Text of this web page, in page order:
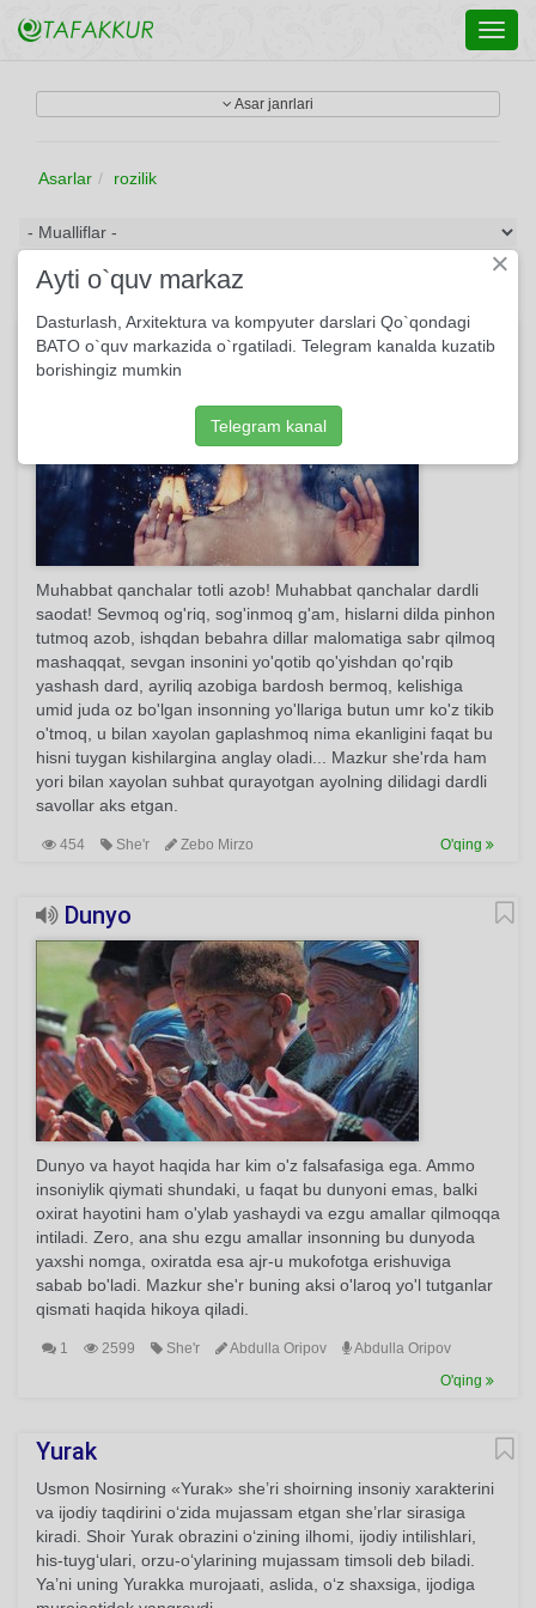
Asar janrlari
Asarlar rozilik
Sizga...
Muhabbat qanchalar totli azob! Muhabbat qanchalar dardli
saodat! Sevmoq og'riq, sog'inmoq g'am, hislarni dilda pinhon
tutmoq azob, ishqdan bebahra dillar malomatiga sabr qilmoq
mashaqqat, sevgan insonini yo'qotib qo'yishdan qo'rqib
yashash dard, ayriliq azobiga bardosh bermoq, kelishiga
umid juda oz bo'lgan insonning yo'llariga butun umr ko'z tikib
o'tmoq, u bilan xayolan gaplashmoq nima ekanligini faqat bu
hisni tuygan kishilargina anglay oladi... Mazkur she'rda ham
yori bilan xayolan suhbat qurayotgan ayolning dilidagi dardli
savollar aks etgan.
454 She'r Zebo Mirzo O'qing
Dunyo
Dunyo va hayot haqida har kim o'z falsafasiga ega. Ammo
insoniylik qiymati shundaki, u faqat bu dunyoni emas, balki
oxirat hayotini ham o'ylab yashaydi va ezgu amallar qilmoqqa
intiladi. Zero, ana shu ezgu amallar insonning bu dunyoda
yaxshi nomga, oxiratda esa ajr-u mukofotga erishuviga
sabab bo'ladi. Mazkur she'r buning aksi o'laroq yo'l tutganlar
qismati haqida hikoya qiladi.
1 2599 She'r Abdulla Oripov
Abdulla Oripov
O'qing
Yurak
Usmon Nosirning «Yurak» she’ri shoirning insoniy xarakterini
va ijodiy taqdirini o‘zida mujassam etgan she’rlar sirasiga
kiradi. Shoir Yurak obrazini o‘zining ilhomi, ijodiy intilishlari,
his-tuyg‘ulari, orzu-o‘ylarining mujassam timsoli deb biladi.
Ya’ni uning Yurakka murojaati, aslida, o‘z shaxsiga, ijodiga
×
Ayti o`quv markaz
Dasturlash, Arxitektura va kompyuter darslari Qo`qondagi
BATO o`quv markazida o`rgatiladi. Telegram kanalda kuzatib
borishingiz mumkin
Telegram kanal